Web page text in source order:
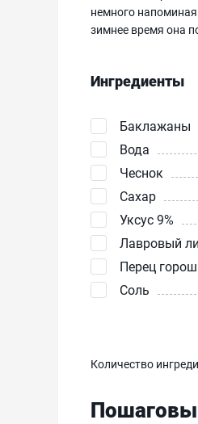
немного
зимнее время она
Ингредиенты
Баклажаны
Вода
Чеснок
Сахар
Уксус 9%
Лавровый
Перец
Соль
Количество